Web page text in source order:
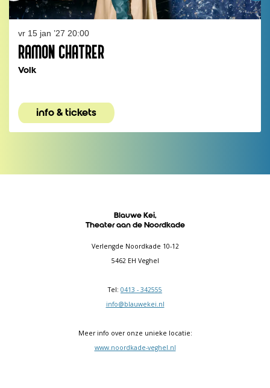
RAMON CHATRER
Volk
vr 15 jan ’27 20:00
info & tickets
Blauwe Kei,
Theater aan de Noordkade
Verlengde Noordkade 10-12
5462 EH Veghel
Tel: 0413 - 342555
info@blauwekei.nl
Meer info over onze unieke locatie:
www.noordkade-veghel.nl